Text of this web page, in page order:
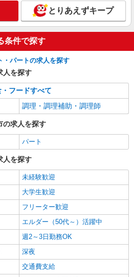
ルバイト・パート】
上 試用期間中 時給1,400円以上
た場合、残業代を1
途支給します。
Ｏうつのみや病院 （栃木県宇都宮市南
とりあえずキープ
条件で探す
・パートの求人を探す
人を探す
フードすべて
調理・調理補助・調理師
の求人を探す
パート
人を探す
未経験歓迎
大学生歓迎
フリーター歓迎
エルダー（50代～）活躍中
週2～3日勤務OK
深夜
交通費支給